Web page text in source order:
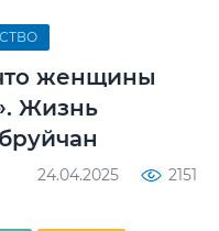
женщины
Жизнь
24.04.2025 2151